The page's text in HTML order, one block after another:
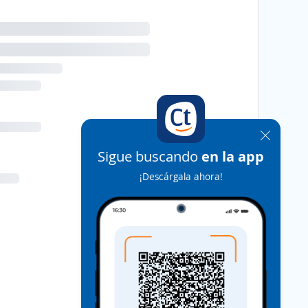
Sigue buscando en la app
¡Descárgala ahora!